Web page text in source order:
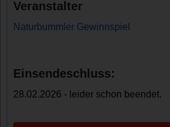
Veranstalter
Naturbummler Gewinnspiel
Einsendeschluss:
28.02.2026 - leider schon beendet.